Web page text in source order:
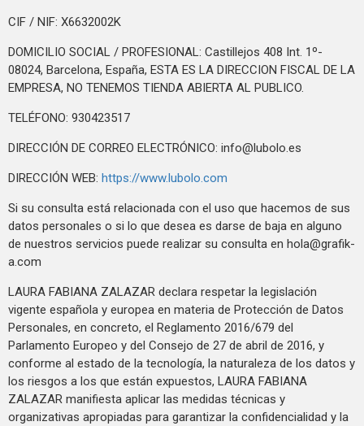
CIF / NIF: X6632002K
DOMICILIO SOCIAL / PROFESIONAL: Castillejos 408 Int. 1º-
08024, Barcelona, España, ESTA ES LA DIRECCION FISCAL DE LA
EMPRESA, NO TENEMOS TIENDA ABIERTA AL PUBLICO.
TELÉFONO: 930423517
DIRECCIÓN DE CORREO ELECTRÓNICO: info@lubolo.es
DIRECCIÓN WEB: https://www.lubolo.com
Si su consulta está relacionada con el uso que hacemos de sus
datos personales o si lo que desea es darse de baja en alguno
de nuestros servicios puede realizar su consulta en hola@grafik-
a.com
LAURA FABIANA ZALAZAR declara respetar la legislación
vigente española y europea en materia de Protección de Datos
Personales, en concreto, el Reglamento 2016/679 del
Parlamento Europeo y del Consejo de 27 de abril de 2016, y
conforme al estado de la tecnología, la naturaleza de los datos y
los riesgos a los que están expuestos, LAURA FABIANA
ZALAZAR manifiesta aplicar las medidas técnicas y
organizativas apropiadas para garantizar la confidencialidad y la